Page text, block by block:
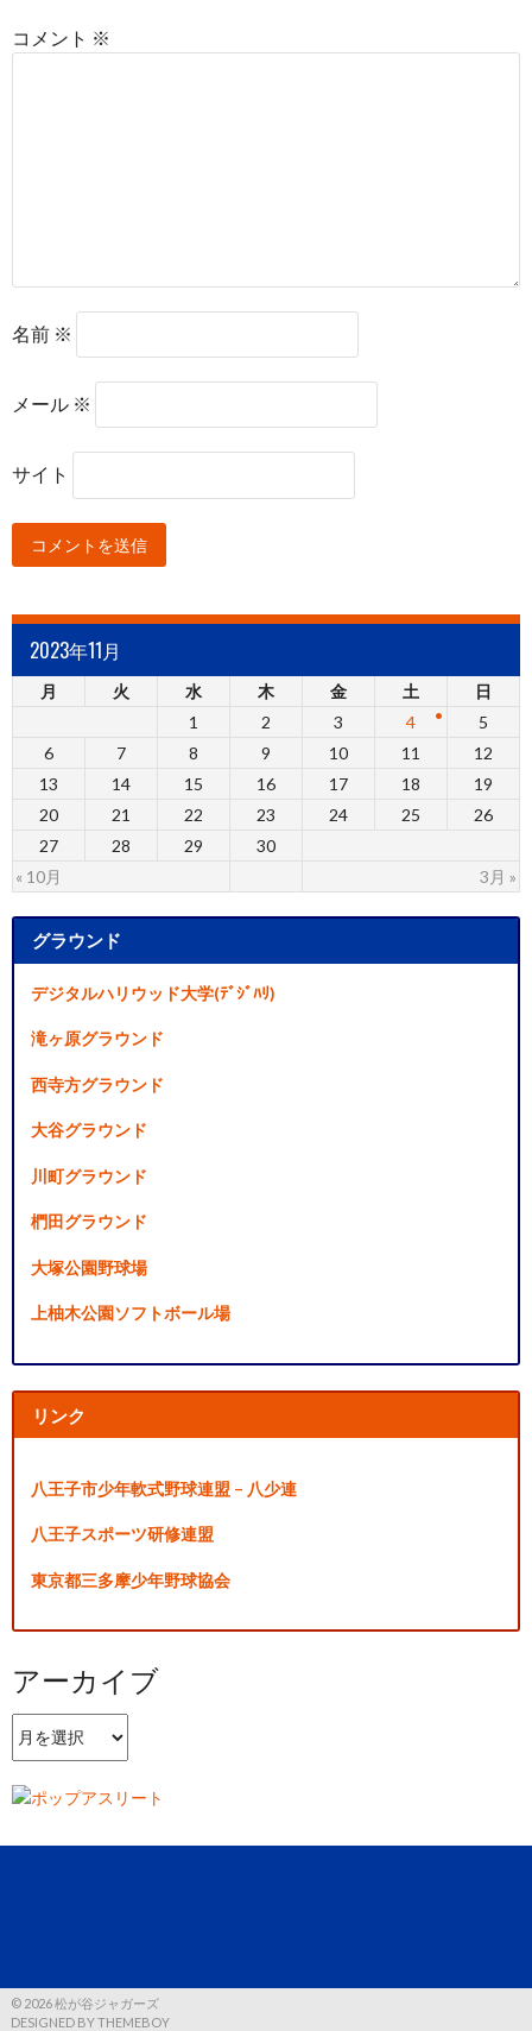
コメント ※
名前 ※
メール ※
サイト
2023年11月
月 火 水 木 金 土 日
« 10月 3月 »
1 2 3 4
5
6
7 8 9 10 11
12
13
14 15 16 17 18
19
20
21 22 23 24 25
26
27
28 29 30
グラウンド
デジタルハリウッド大学(ﾃﾞｼﾞﾊﾘ)
滝ヶ原グラウンド
西寺方グラウンド
大谷グラウンド
川町グラウンド
椚田グラウンド
大塚公園野球場
上柚木公園ソフトボール場
リンク
八王子市少年軟式野球連盟 – 八少連
八王子スポーツ研修連盟
東京都三多摩少年野球協会
アーカイブ
ー
イ
© 2026 松が谷ジャガーズ
DESIGNED BY THEMEBOY